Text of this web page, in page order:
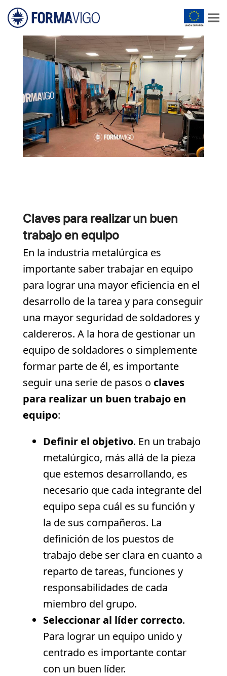
Claves para realizar un buen
trabajo en equipo
En la industria metalúrgica es
importante saber trabajar en equipo
para lograr una mayor eficiencia en el
desarrollo de la tarea y para conseguir
una mayor seguridad de soldadores y
caldereros. A la hora de gestionar un
equipo de soldadores o simplemente
formar parte de él, es importante
seguir una serie de pasos o claves
para realizar un buen trabajo en
equipo:
Definir el objetivo. En un trabajo
metalúrgico, más allá de la pieza
que estemos desarrollando, es
necesario que cada integrante del
equipo sepa cuál es su función y
la de sus compañeros. La
definición de los puestos de
trabajo debe ser clara en cuanto a
reparto de tareas, funciones y
responsabilidades de cada
miembro del grupo.
Seleccionar al líder correcto.
Para lograr un equipo unido y
centrado es importante contar
con un buen líder.